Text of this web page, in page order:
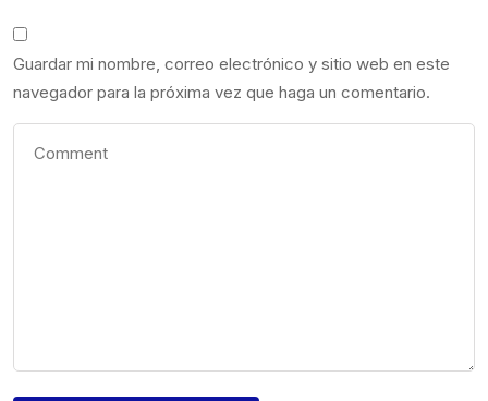
Guardar mi nombre, correo electrónico y sitio web en este
navegador para la próxima vez que haga un comentario.